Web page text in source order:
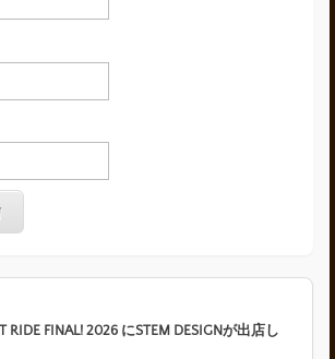
RIDE FINAL! 2026 にSTEM DESIGNが出店し